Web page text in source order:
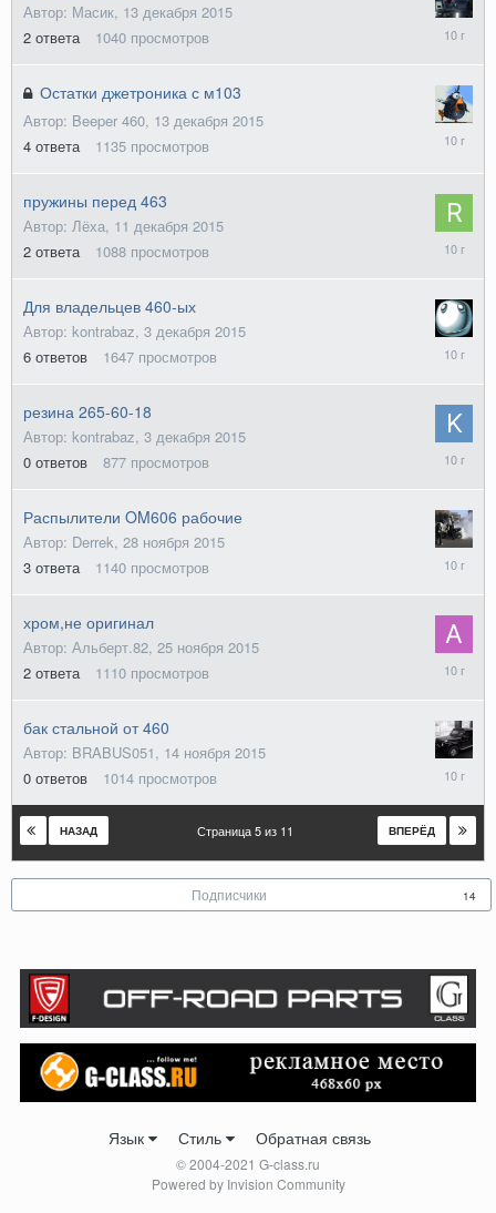
Автор: Масик, 13 декабря 2015
2 ответа 1040 просмотров
14
декабря
2015
Остатки джетроника с м103
Автор: Beeper 460, 13 декабря 2015
4 ответа 1135 просмотров
17
декабря
2015
пружины перед 463
Автор: Лёха, 11 декабря 2015
2 ответа 1088 просмотров
22
марта
2016
Для владельцев 460-ых
Автор: kontrabaz, 3 декабря 2015
6 ответов 1647 просмотров
21
марта
2016
резина 265-60-18
Автор: kontrabaz, 3 декабря 2015
0 ответов 877 просмотров
декабря
2015
Распылители OM606 рабочие
Автор: Derrek, 28 ноября 2015
3 ответа 1140 просмотров
28
ноября
2015
хром,не оригинал
Автор: Альберт.82, 25 ноября 2015
2 ответа 1110 просмотров
27
ноября
2015
бак стальной от 460
Автор: BRABUS051, 14 ноября 2015
0 ответов 1014 просмотров
14
ноября
2015
НАЗАД ВПЕРЁД
Страница 5 из 11
Подписчики 14
Язык Стиль Обратная связь
© 2004-2021 G-class.ru
Powered by Invision Community